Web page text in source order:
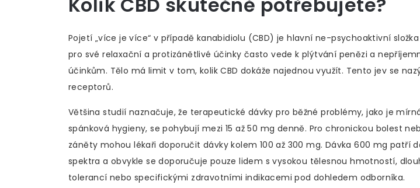
Pojetí „více je více“ v případě kanabidiolu (CBD) je hlavní ne-psychoaktivní
pro své relaxační a protizánětlivé účinky často vede k plýtvání penězi a
účinkům. Tělo má limit v tom, kolik CBD dokáže najednou využít. Tento jev se
receptorů.
Většina studií naznačuje, že terapeutické dávky pro běžné problémy, jako je
spánková hygieny, se pohybují mezi 15 až 50 mg denně. Pro chronickou bolest
záněty mohou lékaři doporučit dávky kolem 100 až 300 mg. Dávka 600 mg patří
spektra a obvykle se doporučuje pouze lidem s vysokou tělesnou hmotností,
tolerancí nebo specifickými zdravotními indikacemi pod dohledem odborníka.